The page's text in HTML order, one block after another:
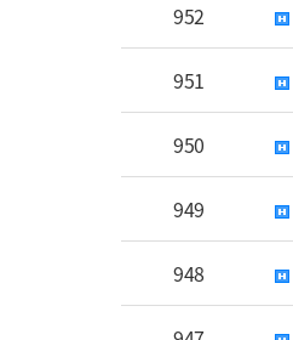
952
951
950
949
948